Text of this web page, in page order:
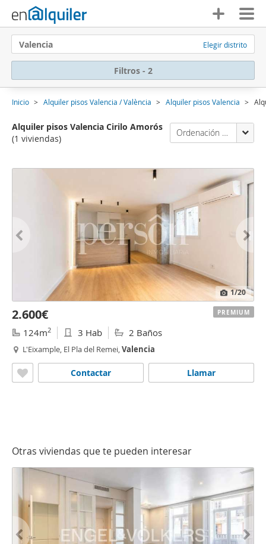
Valencia Elegir distrito
Filtros - 2
Inicio Alquiler pisos Valencia / València Alquiler pisos Valencia
Alquiler pisos Valencia Cirilo Amorós
(1 viviendas)
Ordenación Enalquiler
1/20
2.600€
124m2 3 Hab 2 Baños
L'Eixample, El Pla del Remei,Valencia
Llamar
Contactar
PREMIUM
Otras viviendas que te pueden interesar